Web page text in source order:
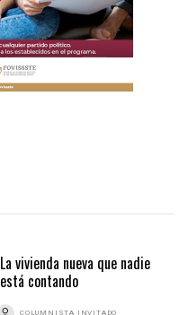
La vivienda nueva que nadie
está contando
COLUMNISTA INVITADO